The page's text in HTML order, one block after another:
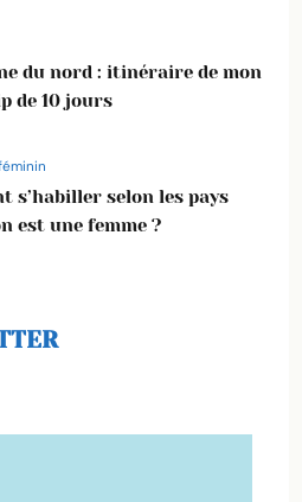
du nord : itinéraire de mon
de 10 jours
s’habiller selon les pays
est une femme ?